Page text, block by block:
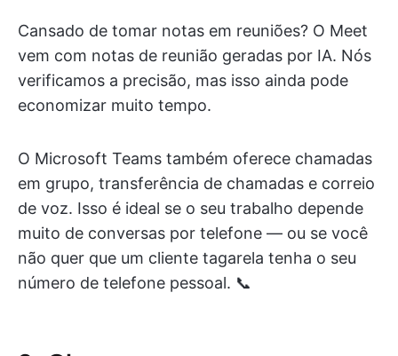
Cansado de tomar notas em reuniões? O Meet
vem com notas de reunião geradas por IA. Nós
verificamos a precisão, mas isso ainda pode
economizar muito tempo.
O Microsoft Teams também oferece chamadas
em grupo, transferência de chamadas e correio
de voz. Isso é ideal se o seu trabalho depende
muito de conversas por telefone — ou se você
não quer que um cliente tagarela tenha o seu
número de telefone pessoal. 📞